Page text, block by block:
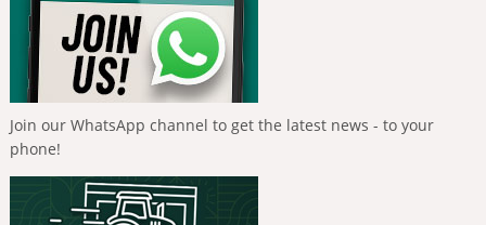
Join our WhatsApp channel to get the latest news - to your
phone!